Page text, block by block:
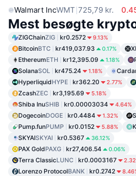
Walmart IncWMT 725,79 kr.
Mest besøgte
ZIGChainZIG kr0.2572 9.13%
BitcoinBTC kr419,037.93 0.17%
EthereumETH kr12,395.09 1.18%
SolanaSOL kr475.24 1.18%
HyperliquidHYPE kr362.20 2.77%
ZcashZEC kr3,195.69 5.18%
Shiba InuSHIB kr0.00003034 4.64%
DogecoinDOGE kr0.4484 1.32%
Pump.funPUMP kr0.0152 5.88%
SKYAISKYAI kr0.5367 36.12%
PAX GoldPAXG kr27,406.54 0.06%
Terra ClassicLUNC kr0.0003167
Lorenzo ProtocolBANK kr0.2742